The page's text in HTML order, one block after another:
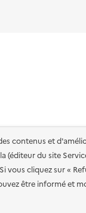
contenus et
(éditeur du site
cliquez sur «
être informé et